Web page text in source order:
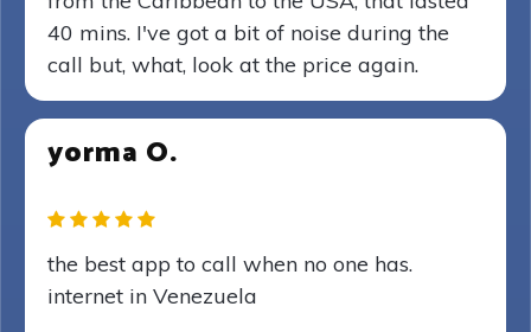
40 mins. I've got a bit of noise during the
call but, what, look at the price again.
yorma O.
the best app to call when no one has.
internet in Venezuela